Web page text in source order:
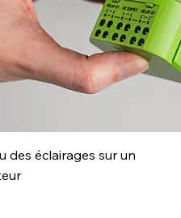
des éclairages sur un